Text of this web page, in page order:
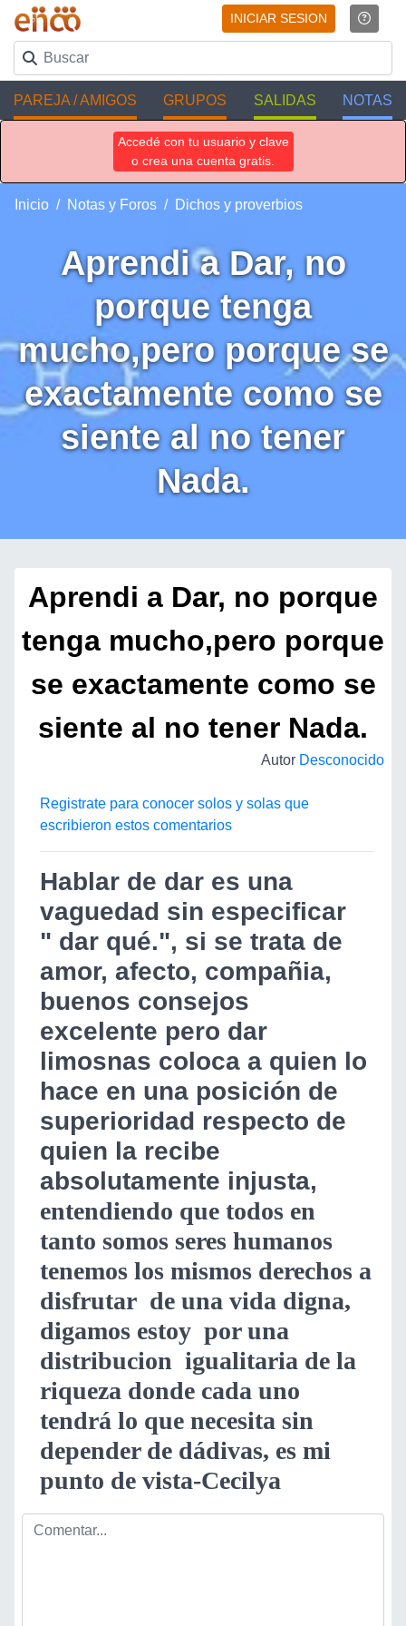
INICIAR SESION
PAREJA / AMIGOS GRUPOS SALIDAS NOTAS
Accedé con tu usuario y clave
o crea una cuenta gratis.
Inicio Notas y Foros Dichos y proverbios
Aprendi a Dar, no
porque tenga
mucho,pero porque se
exactamente como se
siente al no tener
Nada.
Aprendi a Dar, no porque
tenga mucho,pero porque
se exactamente como se
siente al no tener Nada.
Autor Desconocido
Registrate para conocer solos y solas que
escribieron estos comentarios
Hablar de dar es una
vaguedad sin especificar
" dar qué.", si se trata de
amor, afecto, compañia,
buenos consejos
excelente pero dar
limosnas coloca a quien lo
hace en una posición de
superioridad respecto de
quien la recibe
absolutamente injusta,
entendiendo que todos en
tanto somos seres humanos
tenemos los mismos derechos a
disfrutar de una vida digna,
digamos estoy por una
distribucion igualitaria de la
riqueza donde cada uno
tendrá lo que necesita sin
depender de dádivas, es mi
punto de vista-Cecilya